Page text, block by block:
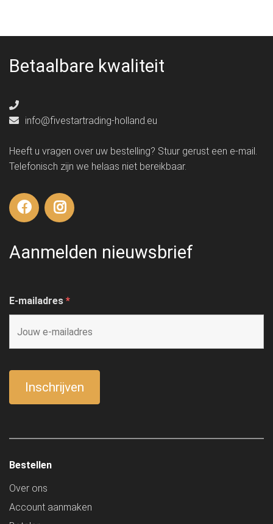
Betaalbare kwaliteit
info@fivestartrading-holland.eu
Heeft u vragen over uw bestelling? Stuur gerust een e-mail.
Telefonisch zijn we helaas niet bereikbaar.
Aanmelden nieuwsbrief
E-mailadres *
Bestellen
Over ons
Account aanmaken